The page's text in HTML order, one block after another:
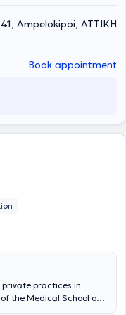
Ampelokipoi, ΑΤΤΙΚΗ
Book appointment
private practices in
the Medical School of